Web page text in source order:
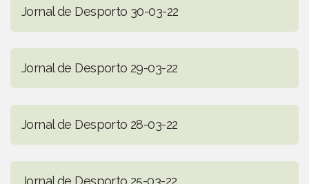
Jornal de Desporto 30-03-22
Jornal de Desporto 29-03-22
Jornal de Desporto 28-03-22